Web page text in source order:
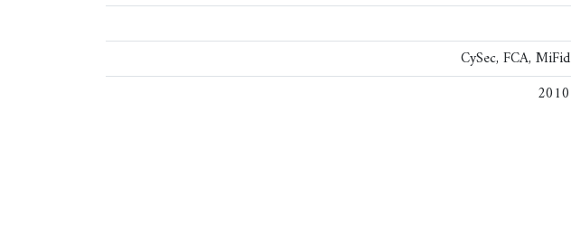
CySec, FCA, MiFid
2010